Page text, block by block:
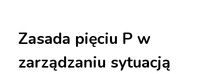
Zasada pięciu P w
zarządzaniu sytuacją